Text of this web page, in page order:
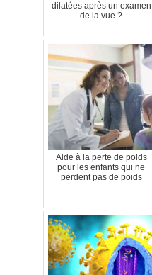
dilatées après un examen
de la vue ?
Aide à la perte de poids
pour les enfants qui ne
perdent pas de poids